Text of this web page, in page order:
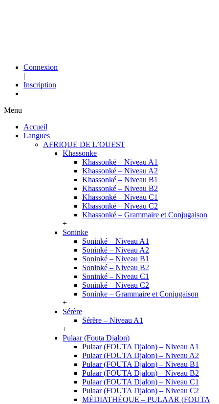
Connexion
|
Inscription
Menu
Accueil
Langues
AFRIQUE DE L’OUEST
Khassonke
Khassonké – Niveau A1
Khassonké – Niveau A2
Khassonké – Niveau B1
Khassonké – Niveau B2
Khassonké – Niveau C1
Khassonké – Niveau C2
Khassonké – Grammaire et Conjugaison
+
Soninke
Soninké – Niveau A1
Soninké – Niveau A2
Soninké – Niveau B1
Soninké – Niveau B2
Soninké – Niveau C1
Soninké – Niveau C2
Soninke – Grammaire et Conjugaison
+
Sérère
Sérère – Niveau A1
+
Pulaar (Fouta Djalon)
Pulaar (FOUTA Djalon) – Niveau A1
Pulaar (FOUTA Djalon) – Niveau A2
Pulaar (FOUTA Djalon) – Niveau B1
Pulaar (FOUTA Djalon) – Niveau B2
Pulaar (FOUTA Djalon) – Niveau C1
Pulaar (FOUTA Djalon) – Niveau C2
MÉDIATHÈQUE – PULAAR (FOUTA